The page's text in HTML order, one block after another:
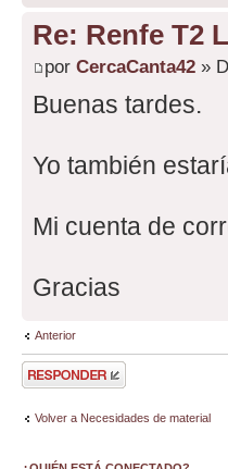
Re: Renfe T2
por CercaCanta42 »
Buenas tardes.
Yo también
Mi cuenta de
Gracias
Anterior
Publicar una
respuesta
Volver a Necesidades de material